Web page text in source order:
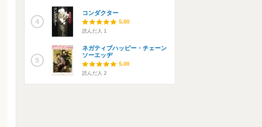
4
コンダクター
5.00
読んだ人 1
5
ネガティブハッピー・チェーン
ソーエッヂ
5.00
読んだ人 2